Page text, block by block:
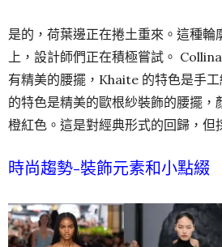
是的，荷葉邊正在捲土重來。這種輪
上，設計師們正在積極嘗試。
有精美的腰擺，Khaite 的特色是手
的特色是精美的歐根紗裝飾的腰擺，
橙紅色。這是對經典形式的回歸，但
時尚趨勢-裝飾元素和小點綴